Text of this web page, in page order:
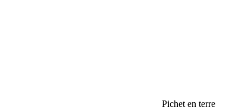
Pichet en terre